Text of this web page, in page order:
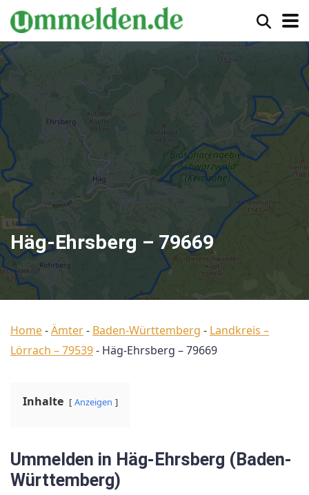
Häg-Ehrsberg – 79669
Home-Ämter- Baden-Württemberg - Landkreis –
Lörrach – 79539- Häg-Ehrsberg – 79669
Inhalte Anzeigen
Ummelden in Häg-Ehrsberg (Baden-
Württemberg)